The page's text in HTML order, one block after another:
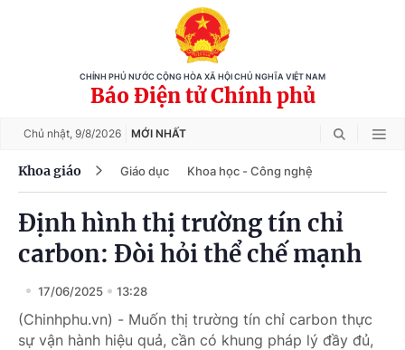
CHÍNH PHỦ NƯỚC CỘNG HÒA XÃ HỘI CHỦ NGHĨA VIỆT NAM
Báo Điện tử Chính phủ
Chủ nhật, 9/8/2026 MỚI NHẤT
Khoa giáo Giáo dục Khoa học - Công nghệ
Định hình thị trường tín chỉ
carbon: Đòi hỏi thể chế mạnh
17/06/2025 13:28
(Chinhphu.vn) - Muốn thị trường tín chỉ carbon thực
sự vận hành hiệu quả, cần có khung pháp lý đầy đủ,